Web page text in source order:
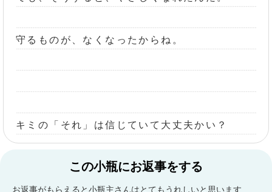
守るものが、なくなったからね。
キミの「それ」は信じていて大丈夫かい？
この小瓶にお返事をする
お返事がもらえると小瓶主さんはとてもうれしいと思います